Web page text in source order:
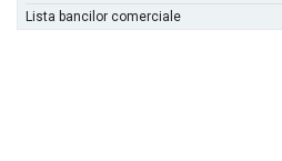
Lista bancilor comerciale